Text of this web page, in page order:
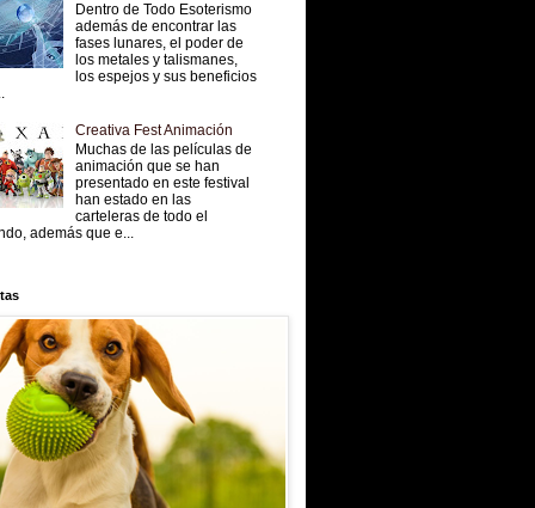
Dentro de Todo Esoterismo
además de encontrar las
fases lunares, el poder de
los metales y talismanes,
los espejos y sus beneficios
Creativa Fest Animación
Muchas de las películas de
animación que se han
presentado en este festival
han estado en las
carteleras de todo el
además que e...